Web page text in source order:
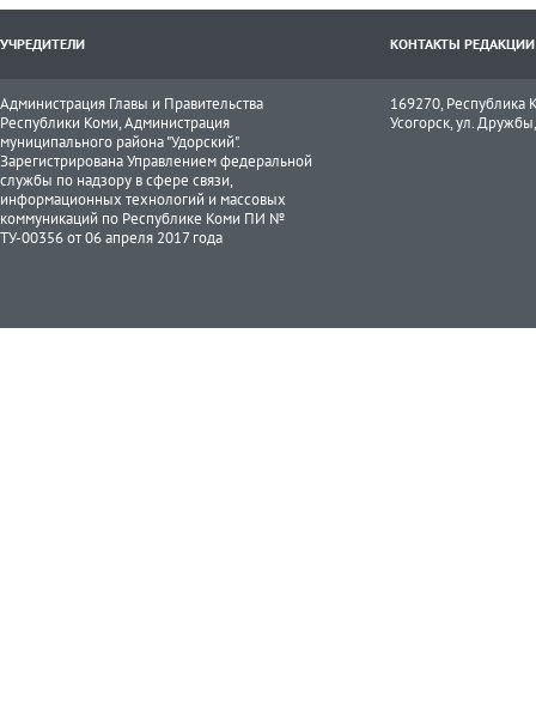
УЧРЕДИТЕЛИ КОНТАКТЫ РЕДАКЦИИ
Администрация Главы и Правительства
Республики Коми, Администрация
муниципального района "Удорский".
Зарегистрирована Управлением федеральной
службы по надзору в сфере связи,
информационных технологий и массовых
коммуникаций по Республике Коми ПИ №
ТУ-00356 от 06 апреля 2017 года
169270, Республика
Усогорск, ул.